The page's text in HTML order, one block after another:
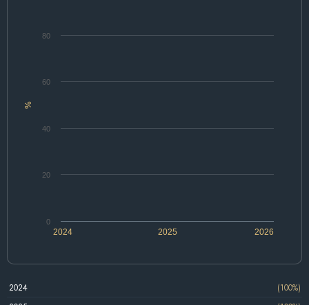
%
2024 2025 2026
0
20
40
60
80
2024
(100%)